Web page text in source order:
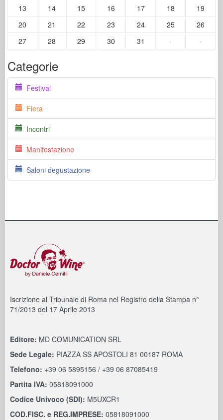
13 14 15 16 17 18
19
20
21 22 23 24 25
26
27
28 29 30 31 · ·
Categorie
Festival
Fiera
Incontri
Manifestazione
Saloni degustazione
Iscrizione al Tribunale di Roma nel Registro della Stampa n°
71/2013 del 17 Aprile 2013
Editore: MD COMUNICATION SRL
Sede Legale: PIAZZA SS APOSTOLI 81 00187 ROMA
Telefono: +39 06 5895156 / +39 06 87085419
Partita IVA: 05818091000
Codice Univoco (SDI): M5UXCR1
COD.FISC. e REG.IMPRESE: 05818091000